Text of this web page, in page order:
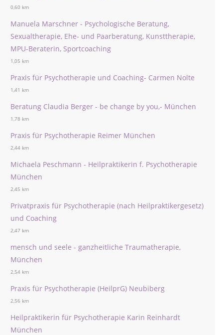
0,60 km
Manuela Marschner - Psychologische Beratung,
Sexualtherapie, Ehe- und Paarberatung, Kunsttherapie,
MPU-Beraterin, Sportcoaching
1,05 km
Praxis für Psychotherapie und Coaching- Carmen Nolte
1,41 km
Beratung Claudia Berger - be change by you,- München
1,78 km
Praxis für Psychotherapie Reimer München
2,44 km
Michaela Peschmann - Heilpraktikerin f. Psychotherapie
München
2,45 km
Privatpraxis für Psychotherapie (nach Heilpraktikergesetz)
und Coaching
2,47 km
mensch und seele - ganzheitliche Traumatherapie,
München
2,54 km
Praxis für Psychotherapie (HeilprG) Neubiberg
2,56 km
Heilpraktikerin für Psychotherapie Karin Reinhardt
München